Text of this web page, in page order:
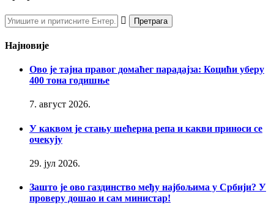
Најновије
Ово је тајна правог домаћег парадајза: Коцићи уберу
400 тона годишње
7. август 2026.
У каквом је стању шећерна репа и какви приноси се
очекују
29. јул 2026.
Зашто је ово газдинство међу најбољима у Србији? У
проверу дошао и сам министар!